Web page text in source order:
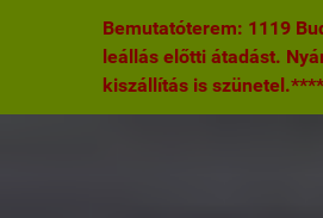
Bemutatóterem: 1119
leállás előtti átadást.
kiszállítás is